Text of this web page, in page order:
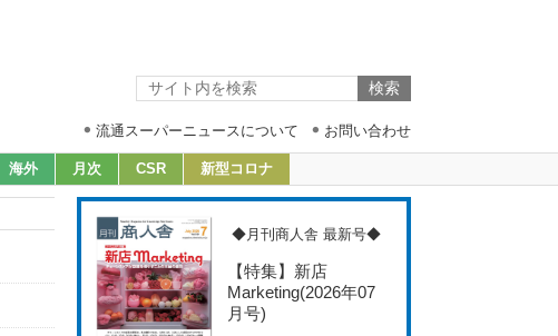
流通スーパーニュースについて お問い合わせ
海外 月次 CSR 新型コロナ
◆月刊商人舎 最新号◆
【特集】新店
Marketing(2026年07
月号)